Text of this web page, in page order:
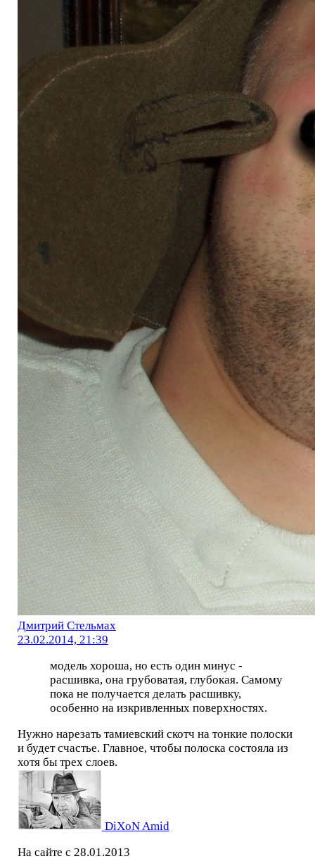
Дмитрий Стельмах
23.02.2014, 21:39
модель хороша, но есть один минус -
расшивка, она грубоватая, глубокая. Самому
пока не получается делать расшивку,
особенно на изкривленных поверхностях.
Нужно нарезать тамиевский скотч на тонкие полоски
и будет счастье. Главное, чтобы полоска состояла из
хотя бы трех слоев.
DiXoN Amid
На сайте с 28.01.2013